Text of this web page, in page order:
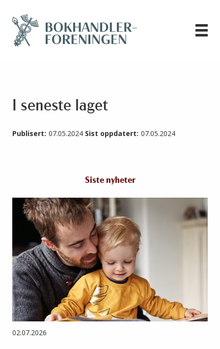
I seneste laget
Publisert: 07.05.2024 Sist oppdatert: 07.05.2024
Siste nyheter
02.07.2026